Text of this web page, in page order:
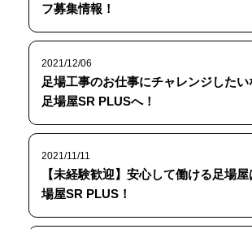
フ募集情報！
2021/12/06
足場工事のお仕事にチャレンジした
足場屋SR PLUSへ！
2021/11/11
【未経験歓迎】安心して働ける足場
場屋SR PLUS！